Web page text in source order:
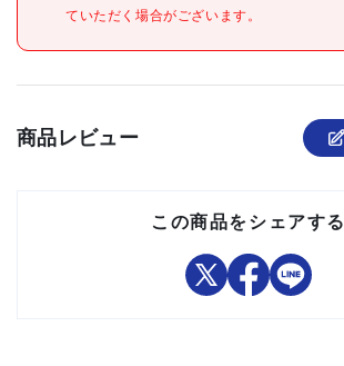
ていただく場合がございます。
商品レビュー
この商品をシェアする